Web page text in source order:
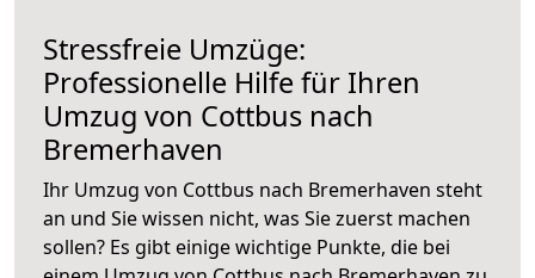
Stressfreie Umzüge:
Professionelle Hilfe für Ihren
Umzug von Cottbus nach
Bremerhaven
Ihr Umzug von Cottbus nach Bremerhaven steht
an und Sie wissen nicht, was Sie zuerst machen
sollen? Es gibt einige wichtige Punkte, die bei